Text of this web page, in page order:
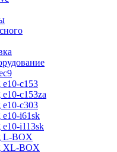
c153
c153za
c303
i61sk
i113sk
L-BOX
XL-BOX